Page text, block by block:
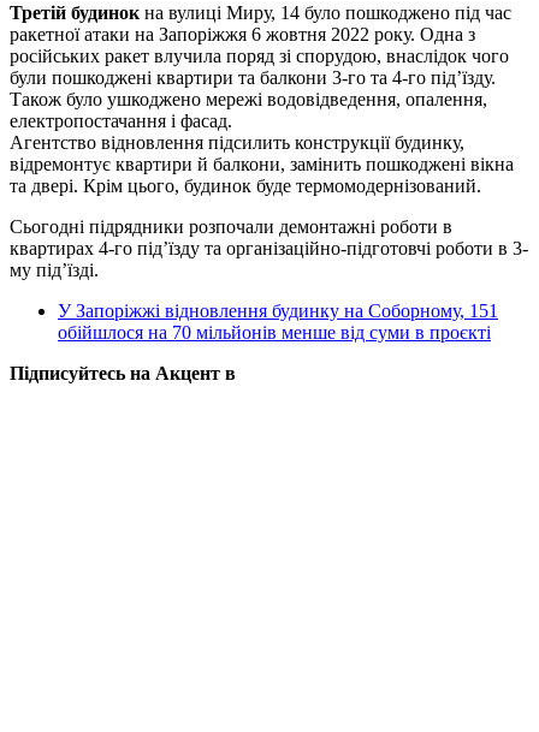
Третій будинок на вулиці Миру, 14 було пошкоджено під час
ракетної атаки на Запоріжжя 6 жовтня 2022 року. Одна з
російських ракет влучила поряд зі спорудою, внаслідок чого
були пошкоджені квартири та балкони 3-го та 4-го під’їзду.
Також було ушкоджено мережі водовідведення, опалення,
електропостачання і фасад.
Агентство відновлення підсилить конструкції будинку,
відремонтує квартири й балкони, замінить пошкоджені вікна
та двері. Крім цього, будинок буде термомодернізований.
Сьогодні підрядники розпочали демонтажні роботи в
квартирах 4-го під’їзду та організаційно-підготовчі роботи в 3-
му під’їзді.
У Запоріжжі відновлення будинку на Соборному, 151
обійшлося на 70 мільйонів менше від суми в проєкті
Підписуйтесь на Акцент в